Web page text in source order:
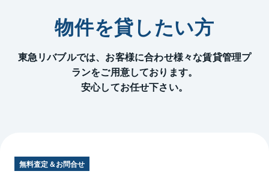
物件を貸したい方
東急リバブルでは、お客様に合わせ様々な賃貸管理プ
ランをご用意しております。
安心してお任せ下さい。
無料査定＆お問合せ